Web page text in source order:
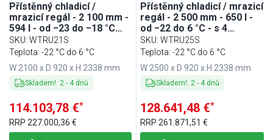
Přístěnný chladicí /
mrazicí regál - 2 100 mm -
594 l - od −23 do −18 °C
nebo od −6 do 6 °C - s 4
skleněnými křídlovými, s
dvojitým zasklením & 6
policemi - černá
SKU: WTRU21S
Teplota: -22 °C do 6 °C
W 2100 x D 920 x H 2338 mm
Skladem!: 2- 4 dnů
114.103,78 €*
RRP 227.000,36 €
Přístěnný chladicí / mrazicí
regál - 2 500 mm - 650 l -
od −22 do 6 °C - s 4
skleněnými, s dvojitým
zasklením & 6 policemi -
černá
SKU:WTRU25S
Teplota: -22 °C do 6 °C
W 2500 x D 920 x H 2338 mm
Skladem!: 2 - 4 dnů
128.641,48 €*
RRP261.871,51 €